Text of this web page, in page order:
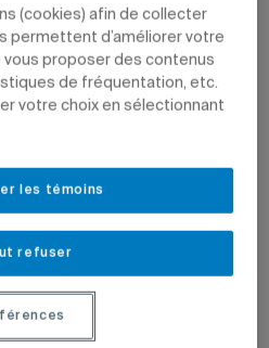
(cookies) afin de collecter
permettent d’améliorer votre
vous proposer des contenus
de fréquentation, etc.
votre choix en sélectionnant
refuser
les témoins